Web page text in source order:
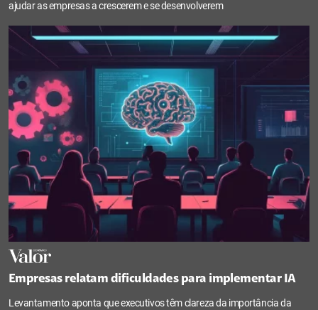
ajudar as empresas a crescerem e se desenvolverem
Empresas relatam dificuldades para implementar IA
Levantamento aponta que executivos têm clareza da importância da